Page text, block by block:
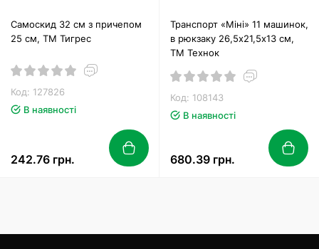
Самоскид 32 см з причепом
25 см, ТМ Тигрес
Код: 127826
В наявності
242.76 грн.
Транспорт «Міні» 11 машинок,
в рюкзаку 26,5х21,5х13 см,
ТМ Технок
Код: 108143
В наявності
680.39 грн.